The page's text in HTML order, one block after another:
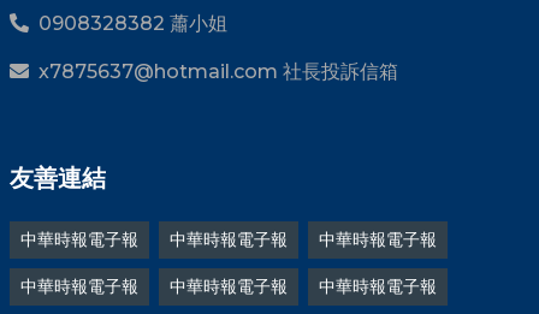
0908328382 蕭小姐
x7875637@hotmail.com 社長投訴信箱
友善連結
中華時報電子報 中華時報電子報 中華時報電子報
中華時報電子報 中華時報電子報 中華時報電子報